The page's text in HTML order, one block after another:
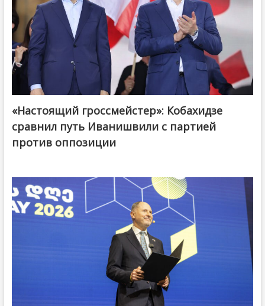
@ქართული ოცნება / Georgian Dream
«Настоящий гроссмейстер»: Кобахидзе
сравнил путь Иванишвили с партией
против оппозиции